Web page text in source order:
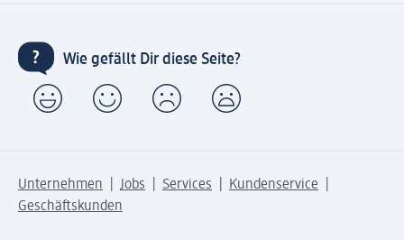
Wie gefällt Dir diese Seite?
Unternehmen Jobs Services
Kundenservice
Geschäftskunden